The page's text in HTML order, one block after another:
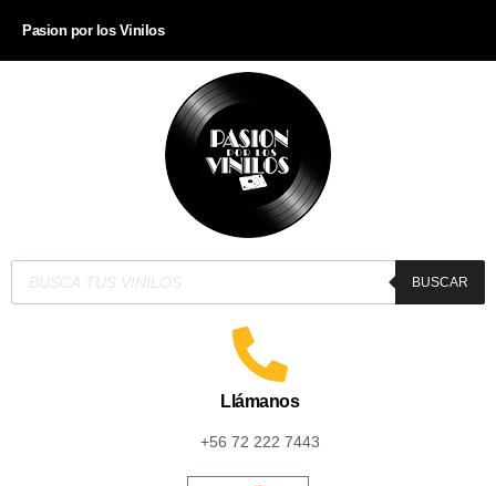
Pasion por los Vinilos
BUSCAR
Llámanos
+56 72 222 7443